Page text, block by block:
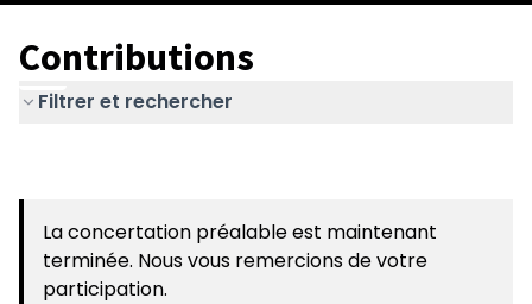
Contributions
Filtrer et rechercher
La concertation préalable est maintenant
terminée. Nous vous remercions de votre
participation.